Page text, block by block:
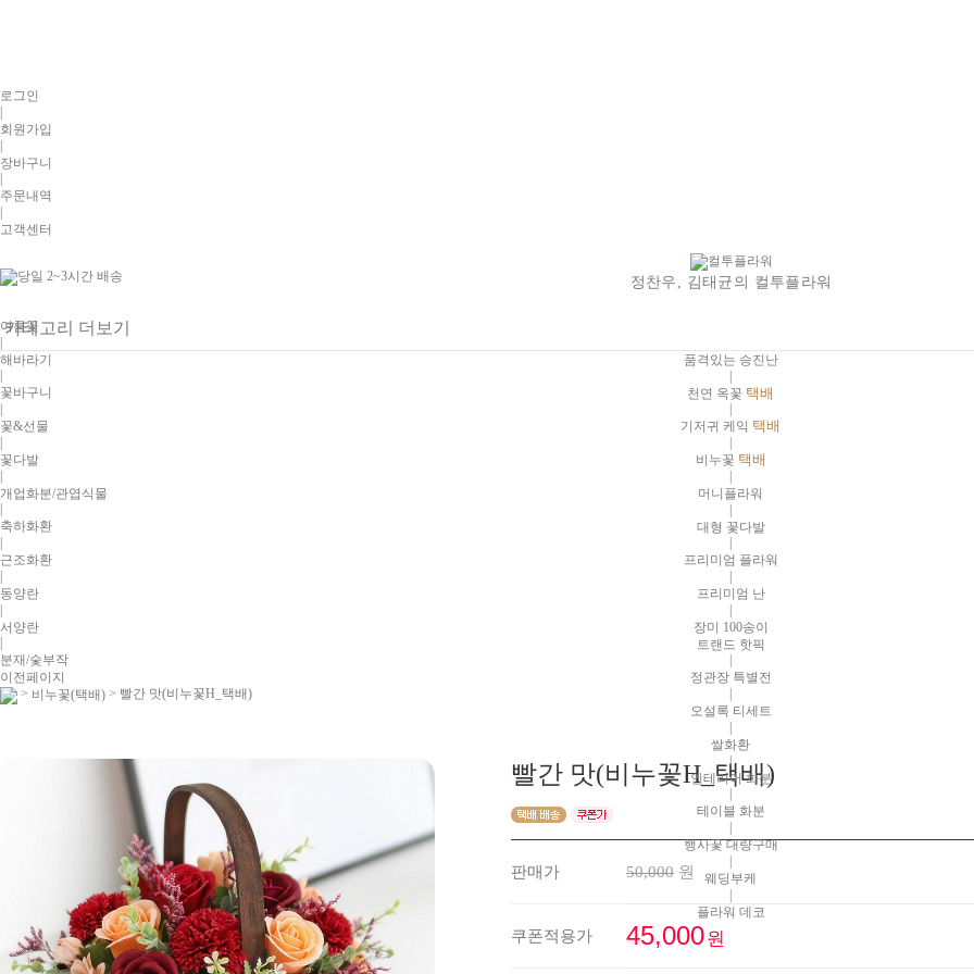
로그인
|
회원가입
|
장바구니
주문내역
고객센터
정찬우, 김태균의 컬투플라워
카테고리 더보기
품격있는 승진난
|
천연 옥꽃 택배
기저귀 케익 택배
비누꽃 택배
|
머니플라워
|
대형 꽃다발
프리미엄 플라워
프리미엄 난
|
장미 100송이
트랜드 핫픽
정관장 특별전
오설록 티세트
|
쌀화환
|
인테리어 화분
테이블 화분
행사꽃 대량구매
|
웨딩부케
|
플라워 데코
여름꽃
|
해바라기
꽃바구니
꽃&선물
|
꽃다발
|
개업화분/관엽식물
축하화환
근조화환
|
동양란
|
서양란
분재/숯부작
이전페이지
> 비누꽃(택배) > 빨간 맛(비누꽃H_택배)
빨간 맛(비누꽃H_택배)
판매가 50,000 원
쿠폰적용가 45,000원